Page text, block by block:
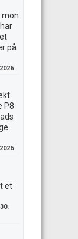
mon
på
P8
et
30.